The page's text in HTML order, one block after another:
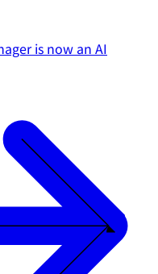
is now an AI